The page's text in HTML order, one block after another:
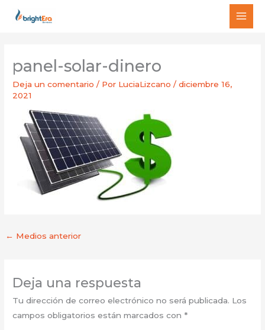
panel-solar-dinero
Deja un comentario / Por LuciaLizcano/diciembre 16,
2021
← Medios anterior
Deja una respuesta
Tu dirección de correo electrónico no será publicada. Los
campos obligatorios están marcados con *